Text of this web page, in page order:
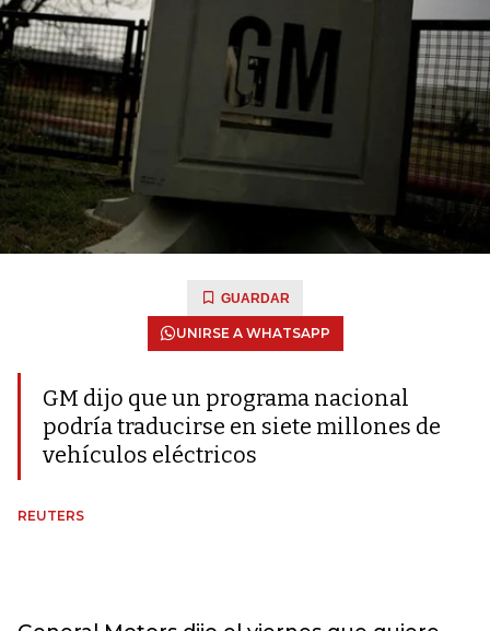
GUARDAR
UNIRSE A WHATSAPP
GM dijo que un programa nacional
podría traducirse en siete millones de
vehículos eléctricos
REUTERS